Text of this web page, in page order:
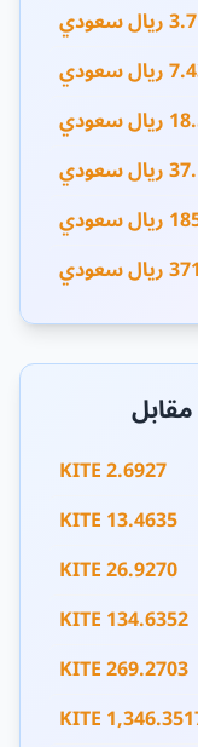
سعودي
سعودي
سعودي
سعودي
سعودي
سعودي
2.6927 KITE
13.4635 KITE
26.9270 KITE
134.6352 KITE
269.2703 KITE
1,346.3517